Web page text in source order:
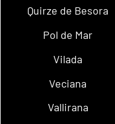
Quirze de Besora
Pol de Mar
Vilada
Veciana
Vallirana